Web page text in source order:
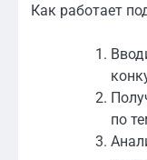
Как работает
по